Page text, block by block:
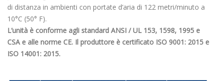
di distanza in ambienti con portate d’aria di 122 metri/minuto a
10°C (50° F).
L’unità è conforme agli standard ANSI / UL 153, 1598, 1995 e
CSA e alle norme CE. Il produttore è certificato ISO 9001: 2015 e
ISO 14001: 2015.